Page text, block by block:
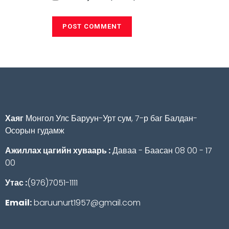
Хаяг Монгол Улс Баруун-Урт сум, 7-р баг Балдан-
Осорын гудамж
Ажиллах цагийн хуваарь :Даваа - Баасан 08 00 - 17
00
Утас :(976)7051-1111
Email:baruunurt1957@gmail.com